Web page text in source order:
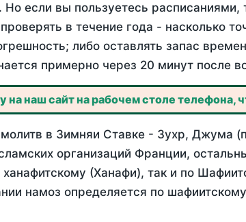
если вы пользуетесь расписаниями,
в течение года - насколько
либо оставлять запас
примерно через 20 минут после
на наш сайт на рабочем столе телефона,
в Зимняи Ставке - Зухр, Джума
организаций Франции,
(Ханафи), так и по
намоз определяется по